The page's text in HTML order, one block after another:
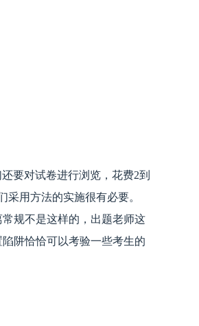
要对试卷进行浏览，花费2到
用方法的实施很有必要。
规不是这样的，出题老师这
阱恰恰可以考验一些考生的